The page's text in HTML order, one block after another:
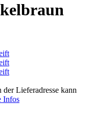
Lieferadresse kann
Infos